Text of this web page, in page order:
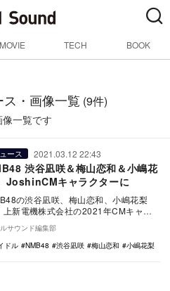
MOVIE TECH BOOK
・画像一覧 (9件)
一覧です
ース 2021.03.12 22:43
渋谷凪咲＆梅山恋和＆小嶋花
JoshinCMキャラクターに
の渋谷凪咲、梅山恋和、小嶋花梨
上新電機株式会社の2021年CMキャラ
サウンド編集部
ドル
NMB48 渋谷凪咲 梅山恋和 小嶋花梨